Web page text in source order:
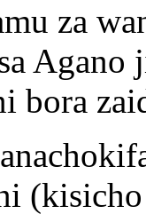
za
bora